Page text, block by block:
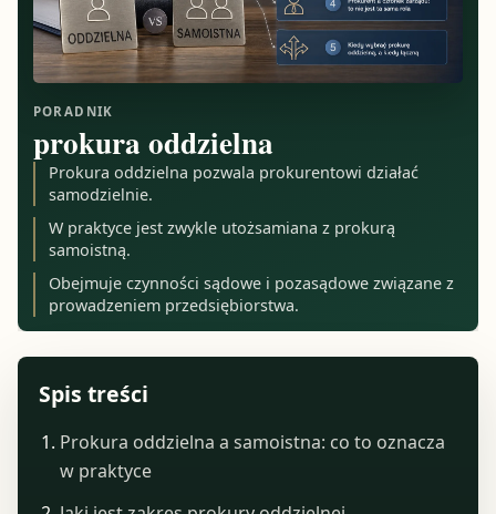
PORADNIK
prokura oddzielna
Prokura oddzielna pozwala prokurentowi działać
samodzielnie.
W praktyce jest zwykle utożsamiana z prokurą
samoistną.
Obejmuje czynności sądowe i pozasądowe związane z
prowadzeniem przedsiębiorstwa.
Spis treści
Prokura oddzielna a samoistna: co to oznacza
w praktyce